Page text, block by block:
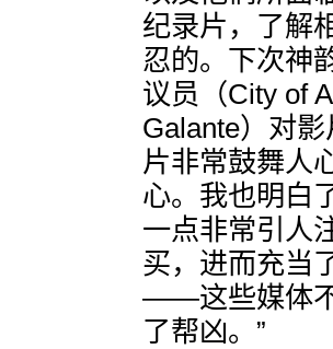
纪录片，了解
忍的。下次神
议员（City of
Galante）对
片非常鼓舞人
心。我也明白
一点非常引人
买，进而充当
——这些媒体不
了帮凶。”